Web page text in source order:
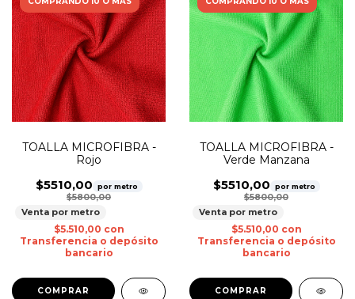
TOALLA MICROFIBRA -
Rojo
$5510,00 por metro
$5800,00
Venta por metro
$5.510,00 con
Transferencia o depósito
bancario
TOALLA MICROFIBRA -
Verde Manzana
$5510,00 por metro
$5800,00
Venta por metro
$5.510,00 con
Transferencia o depósito
bancario